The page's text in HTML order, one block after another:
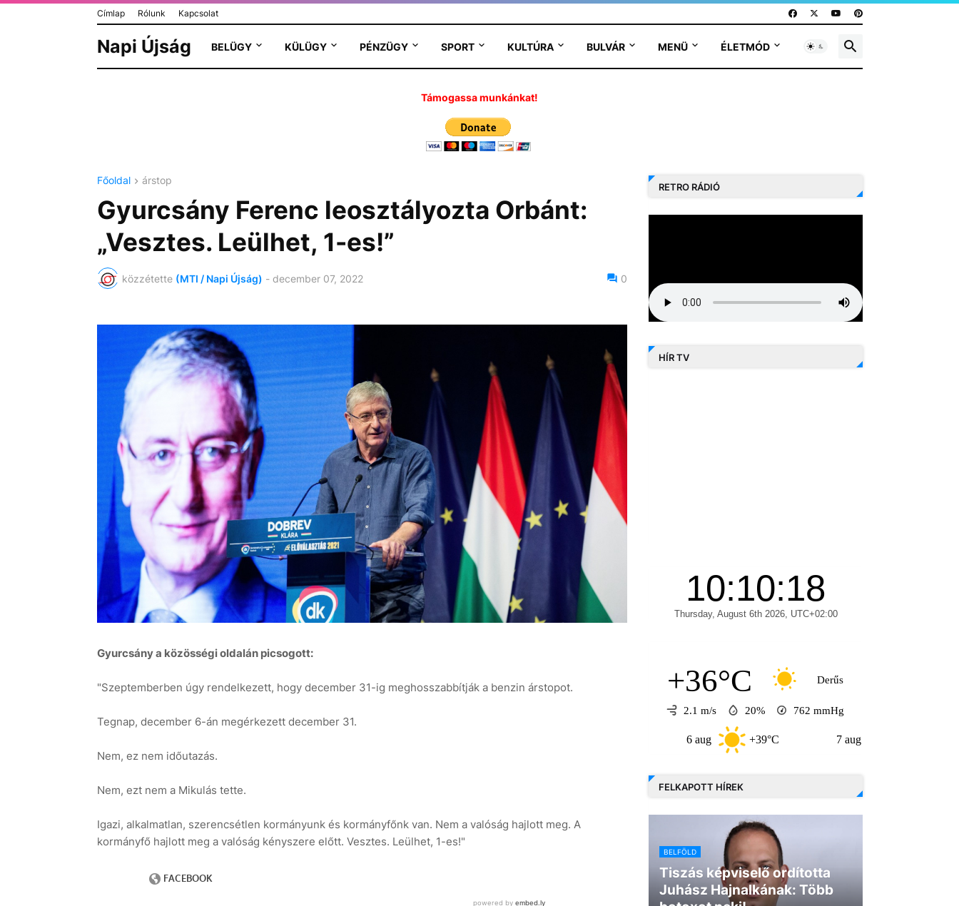
Címlap Rólunk Kapcsolat
Napi Újság BELÜGY KÜLÜGY PÉNZÜGY SPORT KULTÚRA BULVÁR MENÜ ÉLETMÓD
Támogassa munkánkat!
Főoldal árstop
Gyurcsány Ferenc leosztályozta Orbánt:
„Vesztes. Leülhet, 1-es!”
közzétette (MTI / Napi Újság) - december 07, 2022 0
Gyurcsány a közösségi oldalán picsogott:
"Szeptemberben úgy rendelkezett, hogy december 31-ig meghosszabbítják a benzin árstopot.
Tegnap, december 6-án megérkezett december 31.
Nem, ez nem időutazás.
Nem, ezt nem a Mikulás tette.
Igazi, alkalmatlan, szerencsétlen kormányunk és kormányfőnk van. Nem a valóság hajlott meg. A
kormányfő hajlott meg a valóság kényszere előtt. Vesztes. Leülhet, 1-es!"
RETRO RÁDIÓ
HÍR TV
+36°C Derűs
2.1 m/s 20% 762 mmHg
+39°C +32°C
FELKAPOTT HÍREK
BELFÖLD
Tiszás képviselő ordította
Juhász Hajnalkának: Több